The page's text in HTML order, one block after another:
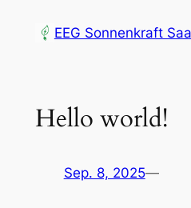
EEG Sonnenkraft
Hello world!
Sep. 8, 2025—